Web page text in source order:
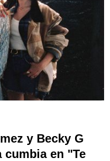
y Becky G
cumbia en "Te